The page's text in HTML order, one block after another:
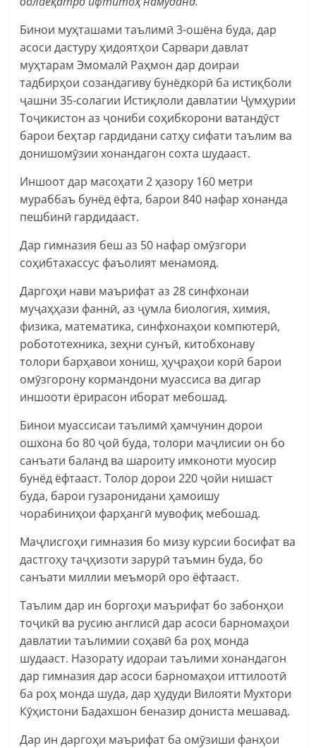
Бинои муҳташами таълимӣ 3-ошёна буда, дар
асоси дастуру ҳидоятҳои Сарвари давлат
муҳтарам Эмомалӣ Раҳмон дар доираи
тадбирҳои созандагиву бунёдкорӣ ба истиқболи
ҷашни 35-солагии Истиқлоли давлатии Ҷумҳурии
Тоҷикистон аз ҷониби соҳибкорони ватандӯст
барои беҳтар гардидани сатҳу сифати таълим ва
донишомӯзии хонандагон сохта шудааст.
Иншоот дар масоҳати 2 ҳазору 160 метри
мураббаъ бунёд ёфта, барои 840 нафар хонанда
пешбинӣ гардидааст.
Дар гимназия беш аз 50 нафар омӯзгори
соҳибтахассус фаъолият менамояд.
Даргоҳи нави маърифат аз 28 синфхонаи
муҷаҳҳази фаннӣ, аз ҷумла биология, химия,
физика, математика, синфхонаҳои компютерӣ,
робототехника, зеҳни сунъӣ, китобхонаву
толори барҳавои хониш, ҳуҷраҳои корӣ барои
омӯзгорону кормандони муассиса ва дигар
иншооти ёрирасон иборат мебошад.
Бинои муассисаи таълимӣ ҳамчунин дорои
ошхона бо 80 ҷой буда, толори маҷлисии он бо
санъати баланд ва шароиту имконоти муосир
бунёд ёфтааст. Толор дорои 220 ҷойи нишаст
буда, барои гузаронидани ҳамоишу
чорабиниҳои фарҳангӣ мувофиқ мебошад.
Маҷлисгоҳи гимназия бо мизу курсии босифат ва
дастгоҳу таҷҳизоти зарурӣ таъмин буда, бо
санъати миллии меъморӣ оро ёфтааст.
Таълим дар ин боргоҳи маърифат бо забонҳои
тоҷикӣ ва русию англисӣ дар асоси барномаҳои
давлатии таълимии соҳавӣ ба роҳ монда
шудааст. Назорату идораи таълими хонандагон
дар гимназия дар асоси барномаҳои иттилоотӣ
ба роҳ монда шуда, дар ҳудуди Вилояти Мухтори
Кӯҳистони Бадахшон беназир дониста мешавад.
Дар ин даргоҳи маърифат ба омӯзиши фанҳои